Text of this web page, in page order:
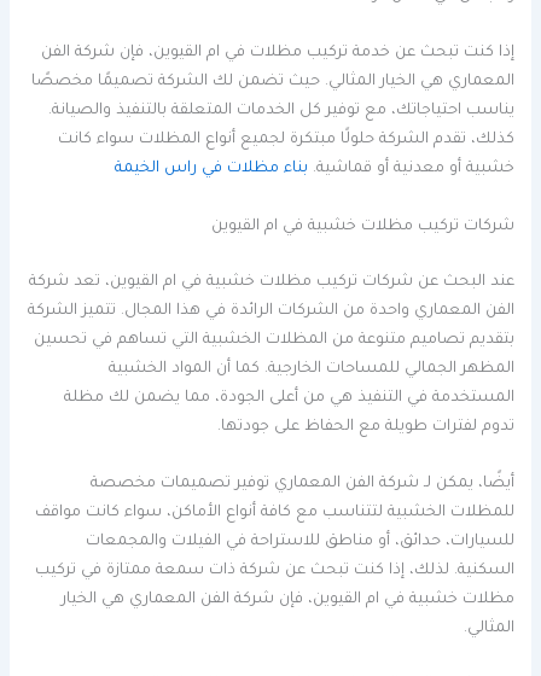
إذا كنت تبحث عن خدمة تركيب مظلات في ام القيوين، فإن شركة الفن
المعماري هي الخيار المثالي. حيث تضمن لك الشركة تصميمًا مخصصًا
يناسب احتياجاتك، مع توفير كل الخدمات المتعلقة بالتنفيذ والصيانة.
كذلك، تقدم الشركة حلولًا مبتكرة لجميع أنواع المظلات سواء كانت
خشبية أو معدنية أو قماشية. بناء مظلات في راس الخيمة
شركات تركيب مظلات خشبية في ام القيوين
عند البحث عن شركات تركيب مظلات خشبية في ام القيوين، تعد شركة
الفن المعماري واحدة من الشركات الرائدة في هذا المجال. تتميز الشركة
بتقديم تصاميم متنوعة من المظلات الخشبية التي تساهم في تحسين
المظهر الجمالي للمساحات الخارجية. كما أن المواد الخشبية
المستخدمة في التنفيذ هي من أعلى الجودة، مما يضمن لك مظلة
تدوم لفترات طويلة مع الحفاظ على جودتها.
أيضًا، يمكن لـ شركة الفن المعماري توفير تصميمات مخصصة
للمظلات الخشبية لتتناسب مع كافة أنواع الأماكن، سواء كانت مواقف
للسيارات، حدائق، أو مناطق للاستراحة في الفيلات والمجمعات
السكنية. لذلك، إذا كنت تبحث عن شركة ذات سمعة ممتازة في تركيب
مظلات خشبية في ام القيوين، فإن شركة الفن المعماري هي الخيار
المثالي.